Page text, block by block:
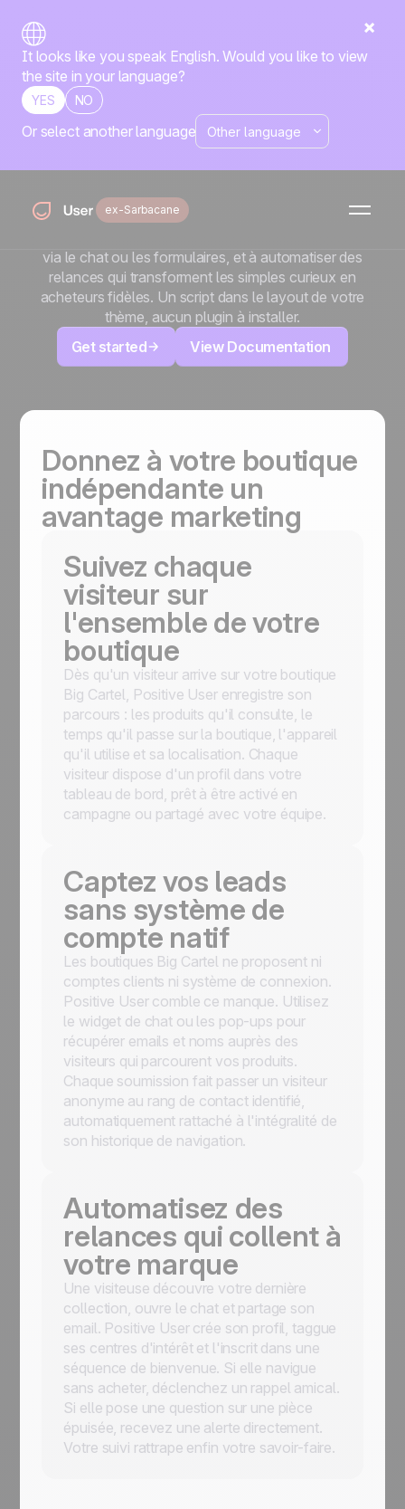
It looks like you speak English. Would you like to view
the site in your language?
YES NO
Or select another language
ex-Sarbacane
x
Big Cartel
Sachez qui parcourt votre boutique et ce qui attire l'œil.
Ajoutez Positive User à votre boutique Big Cartel et
via le chat ou les formulaires, et à automatiser des
relances qui transforment les simples curieux en
acheteurs fidèles. Un script dans le layout de votre
thème, aucun plugin à installer.
Get started
View Documentation
Donnez à votre boutique
indépendante un
avantage marketing
Suivez chaque
visiteur sur
l'ensemble de votre
boutique
Dès qu'un visiteur arrive sur votre boutique
Big Cartel, Positive User enregistre son
parcours : les produits qu'il consulte, le
temps qu'il passe sur la boutique, l'appareil
qu'il utilise et sa localisation. Chaque
visiteur dispose d'un profil dans votre
tableau de bord, prêt à être activé en
campagne ou partagé avec votre équipe.
Captez vos leads
sans système de
compte natif
Les boutiques Big Cartel ne proposent ni
comptes clients ni système de connexion.
Positive User comble ce manque. Utilisez
le widget de chat ou les pop-ups pour
récupérer emails et noms auprès des
visiteurs qui parcourent vos produits.
Chaque soumission fait passer un visiteur
anonyme au rang de contact identifié,
automatiquement rattaché à l'intégralité de
son historique de navigation.
Automatisez des
relances qui collent à
votre marque
Une visiteuse découvre votre dernière
collection, ouvre le chat et partage son
email. Positive User crée son profil, taggue
ses centres d'intérêt et l'inscrit dans une
séquence de bienvenue. Si elle navigue
sans acheter, déclenchez un rappel amical.
Si elle pose une question sur une pièce
épuisée, recevez une alerte directement.
Votre suivi rattrape enfin votre savoir-faire.